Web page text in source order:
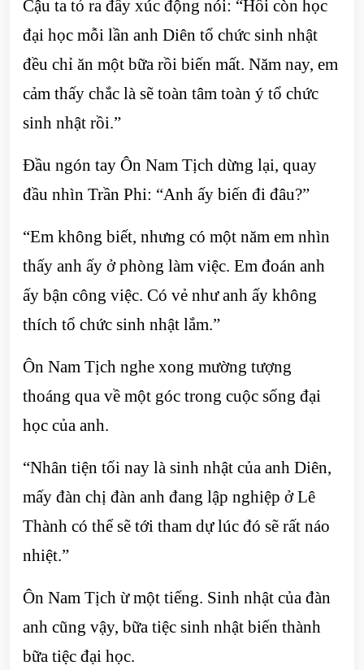
Cậu ta tỏ ra đầy xúc động nói: “Hồi còn học
đại học mỗi lần anh Diên tổ chức sinh nhật
đều chỉ ăn một bữa rồi biến mất. Năm nay, em
cảm thấy chắc là sẽ toàn tâm toàn ý tổ chức
sinh nhật rồi.”
Đầu ngón tay Ôn Nam Tịch dừng lại, quay
đầu nhìn Trần Phi: “Anh ấy biến đi đâu?”
“Em không biết, nhưng có một năm em nhìn
thấy anh ấy ở phòng làm việc. Em đoán anh
ấy bận công việc. Có vẻ như anh ấy không
thích tổ chức sinh nhật lắm.”
Ôn Nam Tịch nghe xong mường tượng
thoáng qua về một góc trong cuộc sống đại
học của anh.
“Nhân tiện tối nay là sinh nhật của anh Diên,
mấy đàn chị đàn anh đang lập nghiệp ở Lê
Thành có thể sẽ tới tham dự lúc đó sẽ rất náo
nhiệt.”
Ôn Nam Tịch ừ một tiếng. Sinh nhật của đàn
anh cũng vậy, bữa tiệc sinh nhật biến thành
bữa tiệc đại học.